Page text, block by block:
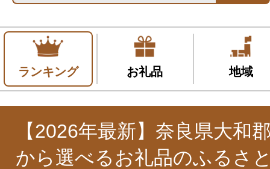
ランキング お礼品 地域
【2026年最新】奈良県大和
から選べるお礼品のふるさ